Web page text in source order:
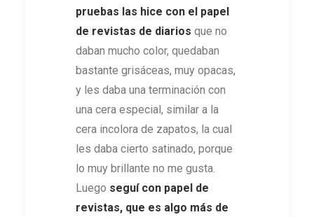
pruebas las hice con el papel
de revistas de diarios que no
daban mucho color, quedaban
bastante grisáceas, muy opacas,
y les daba una terminación con
una cera especial, similar a la
cera incolora de zapatos, la cual
les daba cierto satinado, porque
lo muy brillante no me gusta.
Luego seguí con papel de
revistas, que es algo más de